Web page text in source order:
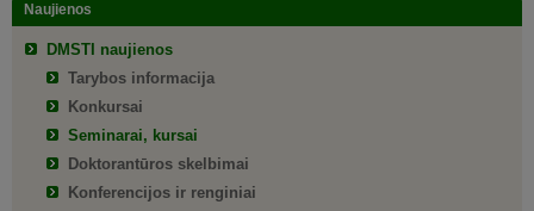
Naujienos
DMSTI naujienos
Tarybos informacija
Konkursai
Seminarai, kursai
Doktorantūros skelbimai
Konferencijos ir renginiai